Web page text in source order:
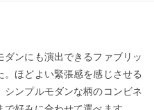
ダンにも演出できるファブリッ
。ほどよい緊張感を感じさせる
シンプルモダンな柄のコンビネ